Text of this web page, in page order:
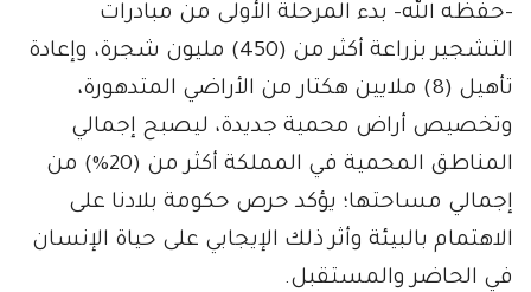
-حفظه الله- بدء المرحلة الأولى من مبادرات
التشجير بزراعة أكثر من (450) مليون شجرة، وإعادة
تأهيل (8) ملايين هكتار من الأراضي المتدهورة،
وتخصيص أراض محمية جديدة، ليصبح إجمالي
المناطق المحمية في المملكة أكثر من (20%) من
إجمالي مساحتها؛ يؤكد حرص حكومة بلادنا على
الاهتمام بالبيئة وأثر ذلك الإيجابي على حياة الإنسان
في الحاضر والمستقبل.